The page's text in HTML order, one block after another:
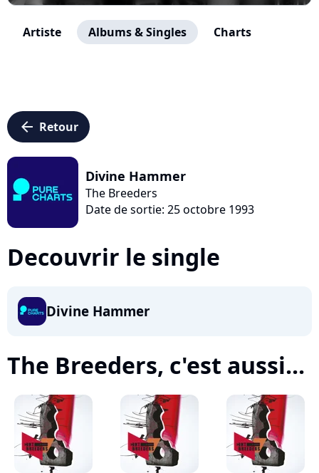
Artiste Albums & Singles Charts
arrow_left Retour
Divine Hammer
The Breeders
Date de sortie: 25 octobre 1993
Decouvrir le single
Divine Hammer
The Breeders, c'est aussi...